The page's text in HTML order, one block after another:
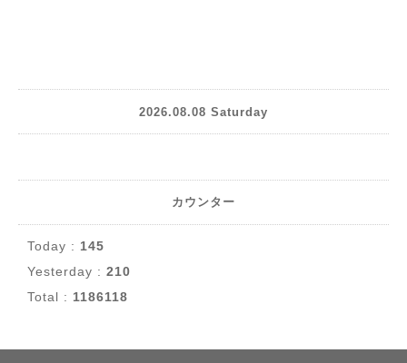
2026.08.08 Saturday
カウンター
Today : 145
Yesterday : 210
Total : 1186118